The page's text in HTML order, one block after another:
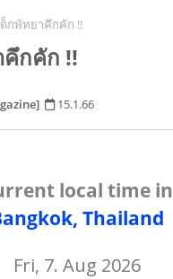
ด็กพัทยาคึกคัก !!
กคัก !!
15.1.66
local time in
Thailand